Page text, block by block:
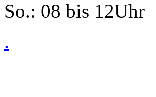
So.: 08 bis 12Uhr
.